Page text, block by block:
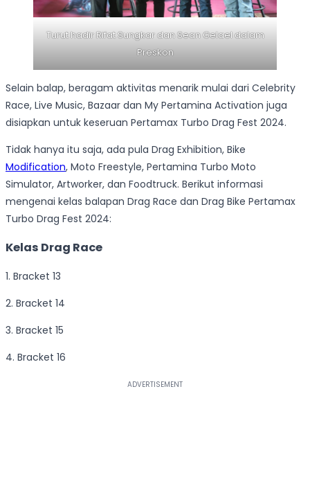
Turut hadir Rifat Sungkar dan Sean Gelael dalam
Preskon
Selain balap, beragam aktivitas menarik mulai dari Celebrity
Race, Live Music, Bazaar dan My Pertamina Activation juga
disiapkan untuk keseruan Pertamax Turbo Drag Fest 2024.
Tidak hanya itu saja, ada pula Drag Exhibition, Bike
Modification, Moto Freestyle, Pertamina Turbo Moto
Simulator, Artworker, dan Foodtruck. Berikut informasi
mengenai kelas balapan Drag Race dan Drag Bike Pertamax
Turbo Drag Fest 2024:
Kelas Drag Race
1. Bracket 13
2. Bracket 14
3. Bracket 15
4. Bracket 16